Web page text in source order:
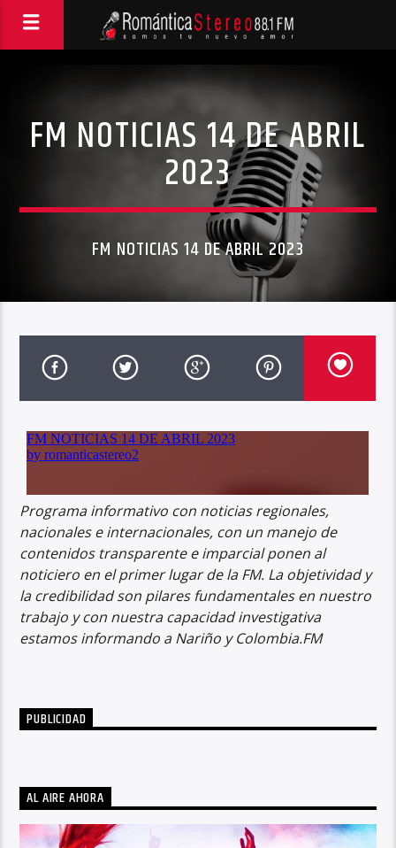
FM NOTICIAS 14 DE ABRIL
2023
FM NOTICIAS 14 DE ABRIL 2023
Programa informativo con noticias regionales,
nacionales e internacionales, con un manejo de
contenidos transparente e imparcial ponen al
noticiero en el primer lugar de la FM. La objetividad y
la credibilidad son pilares fundamentales en nuestro
trabajo y con nuestra capacidad investigativa
estamos informando a Nariño y Colombia.FM
PUBLICIDAD
AL AIRE AHORA